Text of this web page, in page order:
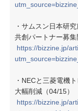
・サムスン日本研
共創パートナー募集
https://bizzine.jp/
・NECと三菱電機
大幅削減（04/15）
https://bizzine.jp/